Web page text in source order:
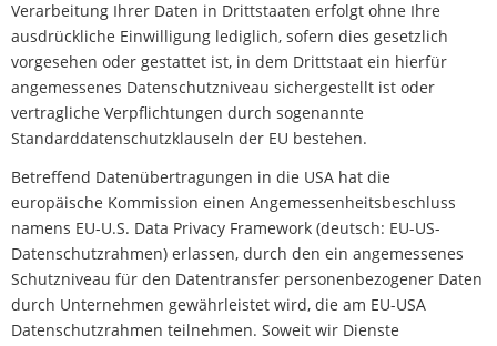
Verarbeitung Ihrer Daten in Drittstaaten erfolgt ohne Ihre
ausdrückliche Einwilligung lediglich, sofern dies gesetzlich
vorgesehen oder gestattet ist, in dem Drittstaat ein hierfür
angemessenes Datenschutzniveau sichergestellt ist oder
vertragliche Verpflichtungen durch sogenannte
Standarddatenschutzklauseln der EU bestehen.
Betreffend Datenübertragungen in die USA hat die
europäische Kommission einen Angemessenheitsbeschluss
namens EU-U.S. Data Privacy Framework (deutsch: EU-US-
Datenschutzrahmen) erlassen, durch den ein angemessenes
Schutzniveau für den Datentransfer personenbezogener Daten
durch Unternehmen gewährleistet wird, die am EU-USA
Datenschutzrahmen teilnehmen. Soweit wir Dienste